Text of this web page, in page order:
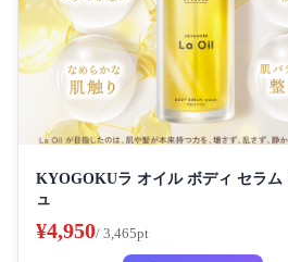
KYOGOKUラ オイル ボディ セラム
ュ
¥4,950/ 3,465pt